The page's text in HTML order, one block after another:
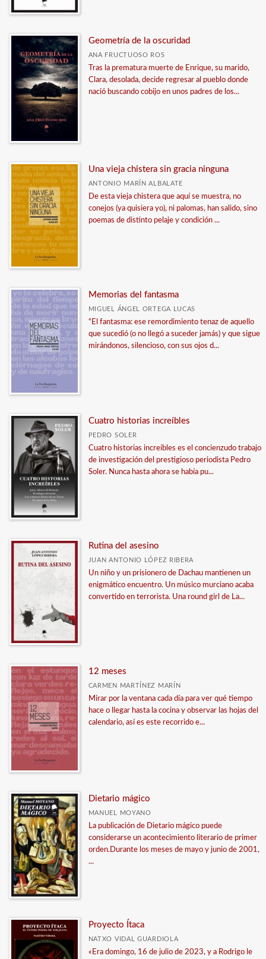
Geometría de la oscuridad
ANA FRUCTUOSO ROS
Tras la prematura muerte de Enrique, su marido,
Clara, desolada, decide regresar al pueblo donde
nació buscando cobijo en unos padres de los...
Una vieja chistera sin gracia ninguna
ANTONIO MARÍN ALBALATE
De esta vieja chistera que aquí se muestra, no
conejos (ya quisiera yo), ni palomas, han salido, sino
poemas de distinto pelaje y condición ...
Memorias del fantasma
MIGUEL ÁNGEL ORTEGA LUCAS
“El fantasma: ese remordimiento tenaz de aquello
que sucedió (o no llegó a suceder jamás) y que sigue
mirándonos, silencioso, con sus ojos d...
Cuatro historias increíbles
PEDRO SOLER
Cuatro historias increíbles es el concienzudo trabajo
de investigación del prestigioso periodista Pedro
Soler. Nunca hasta ahora se había pu...
Rutina del asesino
JUAN ANTONIO LÓPEZ RIBERA
Un niño y un prisionero de Dachau mantienen un
enigmático encuentro. Un músico murciano acaba
convertido en terrorista. Una round girl de La...
12 meses
CARMEN MARTÍNEZ MARÍN
Mirar por la ventana cada día para ver qué tiempo
hace o llegar hasta la cocina y observar las hojas del
calendario, así es este recorrido e...
Dietario mágico
MANUEL MOYANO
La publicación de Dietario mágico puede
considerarse un acontecimiento literario de primer
orden.Durante los meses de mayo y junio de 2001,
...
Proyecto Ítaca
NATXO VIDAL GUARDIOLA
«Era domingo, 16 de julio de 2023, y a Rodrigo le